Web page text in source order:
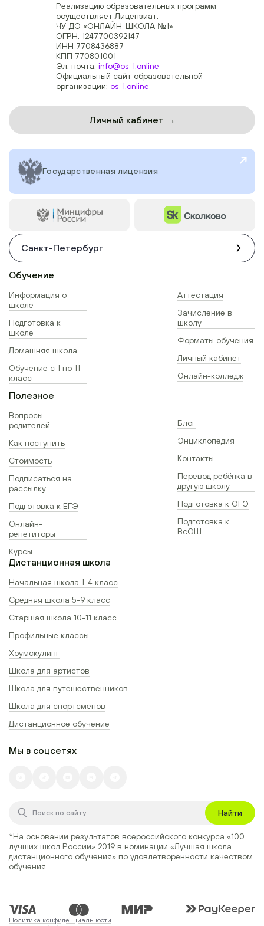
Реализацию образовательных программ
осуществляет Лицензиат:
ЧУ ДО «ОНЛАЙН-ШКОЛА №1»
ОГРН: 1247700392147
ИНН 7708436887
КПП 770801001
Эл. почта: info@os-1.online
Официальный сайт образовательной
организации: os-1.online
Личный кабинет →
Государственная лицензия
Санкт-Петербург
Обучение
Информация о
школе
Подготовка к
школе
Домашняя школа
Обучение с 1 по 11
класс
Аттестация
Зачисление в
школу
Форматы обучения
Личный кабинет
Онлайн-колледж
Полезное
Вопросы
родителей
Как поступить
Стоимость
Подписаться на
рассылку
Подготовка к ЕГЭ
Онлайн-
репетиторы
Курсы
Блог
Энциклопедия
Контакты
Перевод ребёнка в
другую школу
Подготовка к ОГЭ
Подготовка к
ВсОШ
Дистанционная школа
Начальная школа 1-4 класс
Средняя школа 5-9 класс
Старшая школа 10-11 класс
Профильные классы
Хоумскулинг
Школа для артистов
Школа для путешественников
Школа для спортсменов
Дистанционное обучение
Мы в соцсетях
Найти
*На основании результатов всероссийского конкурса «100
лучших школ России» 2019 в номинации «Лучшая школа
дистанционного обучения» по удовлетворенности качеством
обучения.
Политика конфиденциальности